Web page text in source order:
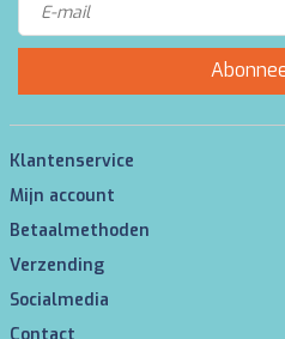
Klantenservice
Mijn account
Betaalmethoden
Verzending
Socialmedia